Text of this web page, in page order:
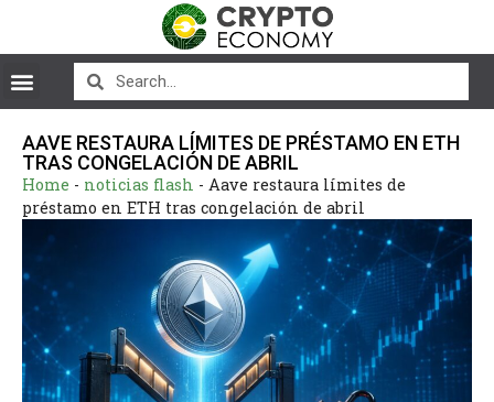
AAVE RESTAURA LÍMITES DE PRÉSTAMO EN ETH
TRAS CONGELACIÓN DE ABRIL
Home - noticias flash - Aave restaura límites de
préstamo en ETH tras congelación de abril